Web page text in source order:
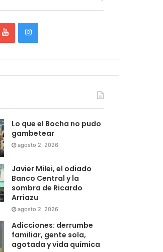
Lo que el Bocha no pudo
gambetear
agosto 2, 2026
Javier Milei, el odiado
Banco Central y la
sombra de Ricardo
Arriazu
agosto 2, 2026
Adicciones: derrumbe
familiar, gente sola,
agotada y vida química